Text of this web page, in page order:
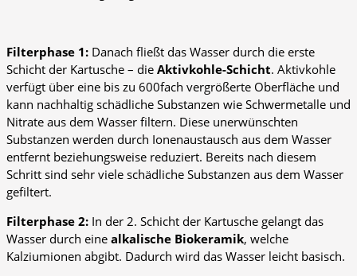
Filterphase 1: Danach fließt das Wasser durch die erste
Schicht der Kartusche – die Aktivkohle-Schicht. Aktivkohle
verfügt über eine bis zu 600fach vergrößerte Oberfläche und
kann nachhaltig schädliche Substanzen wie Schwermetalle und
Nitrate aus dem Wasser filtern. Diese unerwünschten
Substanzen werden durch Ionenaustausch aus dem Wasser
entfernt beziehungsweise reduziert. Bereits nach diesem
Schritt sind sehr viele schädliche Substanzen aus dem Wasser
gefiltert.
Filterphase 2: In der 2. Schicht der Kartusche gelangt das
Wasser durch eine alkalische Biokeramik, welche
Kalziumionen abgibt. Dadurch wird das Wasser leicht basisch.